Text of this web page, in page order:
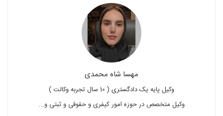
مهسا شاه محمدی
وکیل پایه یک دادگستری ( 10 سال تجربه وکالت )
وکیل متخصص در حوزه امور کیفری و حقوقی و ثبتی و...